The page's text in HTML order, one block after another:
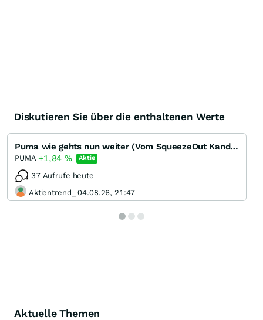
Diskutieren Sie über die enthaltenen Werte
Puma wie gehts nun weiter (Vom SqueezeOut Kandidaten zum MDax Kandidaten)
PUMA +1,84 % Aktie
37 Aufrufe heute
Aktientrend_ 04.08.26, 21:47
Aktuelle Themen